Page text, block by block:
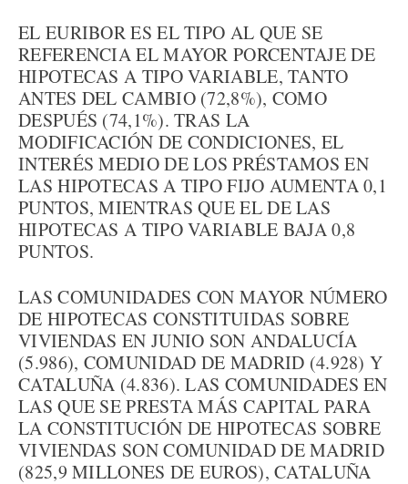
EL EURIBOR ES EL TIPO AL QUE SE
REFERENCIA EL MAYOR PORCENTAJE DE
HIPOTECAS A TIPO VARIABLE, TANTO
ANTES DEL CAMBIO (72,8%), COMO
DESPUÉS (74,1%). TRAS LA
MODIFICACIÓN DE CONDICIONES, EL
INTERÉS MEDIO DE LOS PRÉSTAMOS EN
LAS HIPOTECAS A TIPO FIJO AUMENTA 0,1
PUNTOS, MIENTRAS QUE EL DE LAS
HIPOTECAS A TIPO VARIABLE BAJA 0,8
PUNTOS.
LAS COMUNIDADES CON MAYOR NÚMERO
DE HIPOTECAS CONSTITUIDAS SOBRE
VIVIENDAS EN JUNIO SON ANDALUCÍA
(5.986), COMUNIDAD DE MADRID (4.928) Y
CATALUÑA (4.836). LAS COMUNIDADES EN
LAS QUE SE PRESTA MÁS CAPITAL PARA
LA CONSTITUCIÓN DE HIPOTECAS SOBRE
VIVIENDAS SON COMUNIDAD DE MADRID
(825,9 MILLONES DE EUROS), CATALUÑA